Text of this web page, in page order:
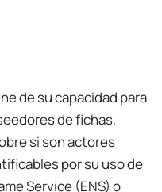
de su capacidad para
de fichas,
si son actores
por su uso de
Service (ENS) o